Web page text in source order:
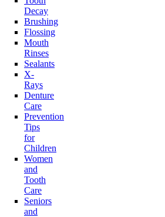
Decay
Brushing
Flossing
Mouth
Rinses
Sealants
X-
Rays
Denture
Care
Prevention
Tips
for
Children
Women
and
Tooth
Care
Seniors
and